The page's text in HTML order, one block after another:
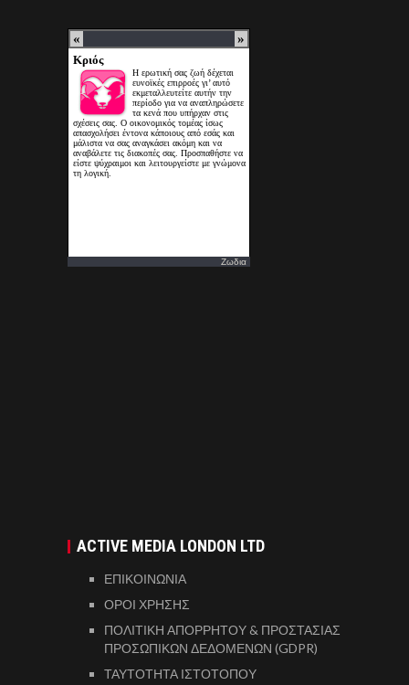
Ζωδια
ACTIVE MEDIA LONDON LTD
ΕΠΙΚΟΙΝΩΝΙΑ
ΟΡΟΙ ΧΡΗΣΗΣ
ΠΟΛΙΤΙΚΗ ΑΠΟΡΡΗΤΟΥ & ΠΡΟΣΤΑΣΙΑΣ
ΠΡΟΣΩΠΙΚΩΝ ΔΕΔΟΜΕΝΩΝ (GDPR)
ΤΑΥΤΟΤΗΤΑ ΙΣΤΟΤΟΠΟΥ